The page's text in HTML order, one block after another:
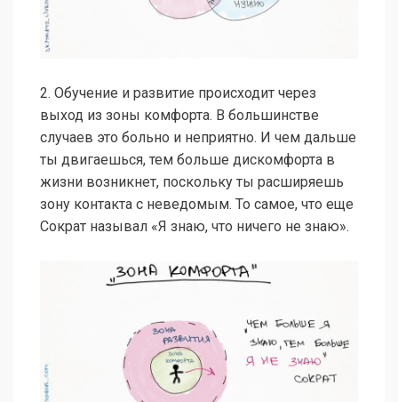
2. Обучение и развитие происходит через
выход из зоны комфорта. В большинстве
случаев это больно и неприятно. И чем дальше
ты двигаешься, тем больше дискомфорта в
жизни возникнет, поскольку ты расширяешь
зону контакта с неведомым. То самое, что еще
Сократ называл «Я знаю, что ничего не знаю».